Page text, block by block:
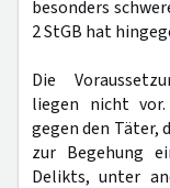
besonders
2 StGB hat
Die
liegen nicht
gegen den Täter,
zur Begehung
Delikts, unter